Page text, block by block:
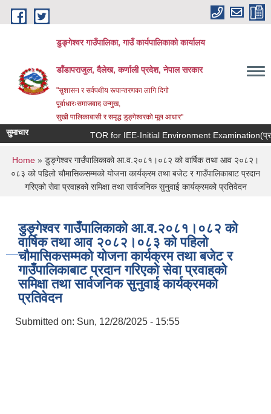
Skip to main content
डुङ्गेश्वर गाउँपालिका, गाउँ कार्यपालिकाको कार्यालय
डाँडापराजुल, दैलेख, कर्णाली प्रदेश, नेपाल सरकार
"सुशासन र सर्वपक्षीय रूपान्तरणका लागि दिगो
पूर्वाधारःसमाजवाद उन्मुख,
सुखी पालिकाबासी र समृद्ध डुङ्गेश्वरको मूल आधार"
सुमाचार TOR for IEE-Initial Environment
You are here
Home » डुङ्गेश्वर गाउँपालिकाको आ.व.२०८१।०८२ को वार्षिक तथा आव २०८२।
०८३ को पहिलो चौमासिकसम्मको योजना कार्यक्रम तथा बजेट र गाउँपालिकाबाट प्रदान
गरिएको सेवा प्रवाहको समिक्षा तथा सार्वजनिक सुनुवाई कार्यक्रमको प्रतिवेदन
डुङ्गेश्वर गाउँपालिकाको आ.व.२०८१।०८२ को
वार्षिक तथा आव २०८२।०८३ को पहिलो
चौमासिकसम्मको योजना कार्यक्रम तथा बजेट र
गाउँपालिकाबाट प्रदान गरिएको सेवा प्रवाहको
समिक्षा तथा सार्वजनिक सुनुवाई कार्यक्रमको
प्रतिवेदन
Submitted on: Sun, 12/28/2025 - 15:55